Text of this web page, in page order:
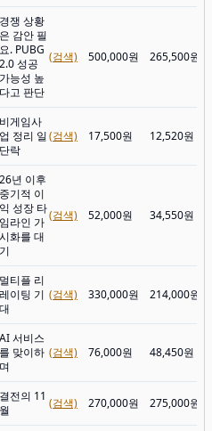
경쟁 상황
은 감안 필
요. PUBG
2.0 성공
가능성 높
다고 판단
(검색) 500,000원 265,500원
비게임사
업 정리 일
단락
(검색) 17,500원 12,520원
26년 이후
중기적 이
익 성장 타
임라인 가
시화를 대
기
(검색) 52,000원 34,550원
멀티플 리
레이팅 기
대
(검색) 330,000원 214,000원
AI 서비스
를 맞이하
며
(검색) 76,000원 48,450원
결전의 11
월
(검색) 270,000원 275,000원